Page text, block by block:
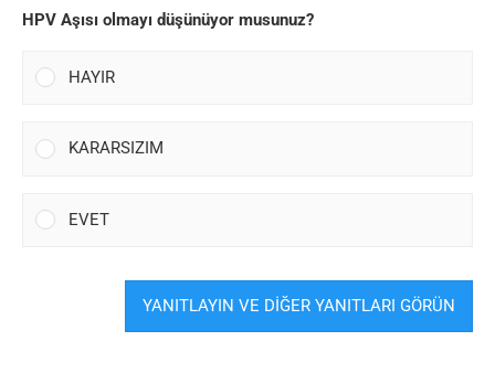
HPV Aşısı olmayı düşünüyor musunuz?
HAYIR
KARARSIZIM
EVET
YANITLAYIN VE DİĞER YANITLARI GÖRÜN